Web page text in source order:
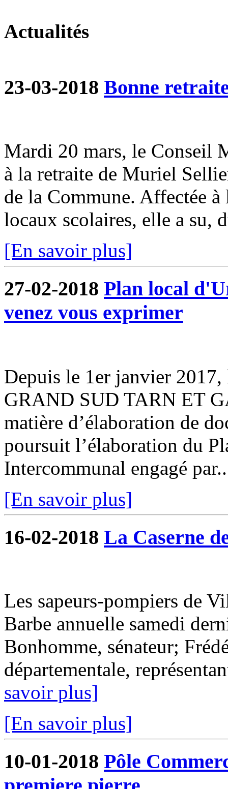
Actualités
23-03-2018 Bonne
Mardi 20 mars, le Conseil
à la retraite de Muriel
de la Commune. Affectée
locaux scolaires, elle a su,
[En savoir plus]
27-02-2018 Plan local
venez vous exprimer
Depuis le 1er janvier 2017,
GRAND SUD TARN ET
matière d’élaboration de
poursuit l’élaboration du
Intercommunal engagé
[En savoir plus]
16-02-2018 La Caserne
Les sapeurs-pompiers de
Barbe annuelle samedi
Bonhomme, sénateur;
départementale,
savoir plus]
[En savoir plus]
10-01-2018 Pôle